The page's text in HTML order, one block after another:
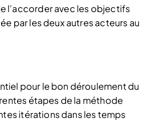
l’accorder avec les objectifs
par les deux autres acteurs au
pour le bon déroulement du
étapes de la méthode
itérations dans les temps